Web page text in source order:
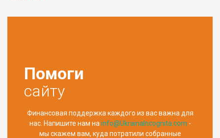
Помоги
сайту
Финансовая поддержка каждого из вас важна для
нас. Напишите нам на info@UkrainaIncognita.com -
мы скажем вам, куда потратили собранные